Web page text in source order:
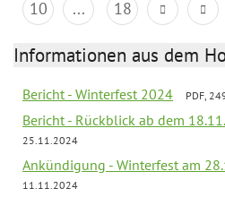
10
... 18
Informationen aus dem
Bericht - Winterfest 2024 PDF,
Bericht - Rückblick ab dem
25.11.2024
Ankündigung - Winterfest am
11.11.2024